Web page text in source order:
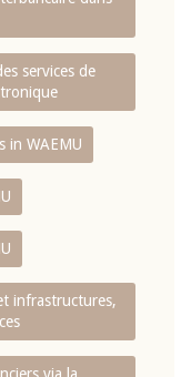
services de
in WAEMU
infrastructures,